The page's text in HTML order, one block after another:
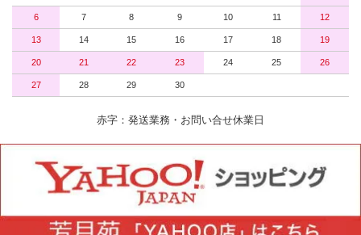
6 7 8 9 10 11 12
13 14 15 16 17 18 19
20 21 22 23 24 25 26
27 28 29 30
赤字：発送業務・お問い合せ休業日